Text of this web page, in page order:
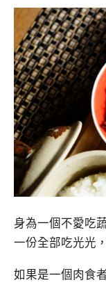
身為一個不愛吃
一份全部吃光光
如果是一個肉食